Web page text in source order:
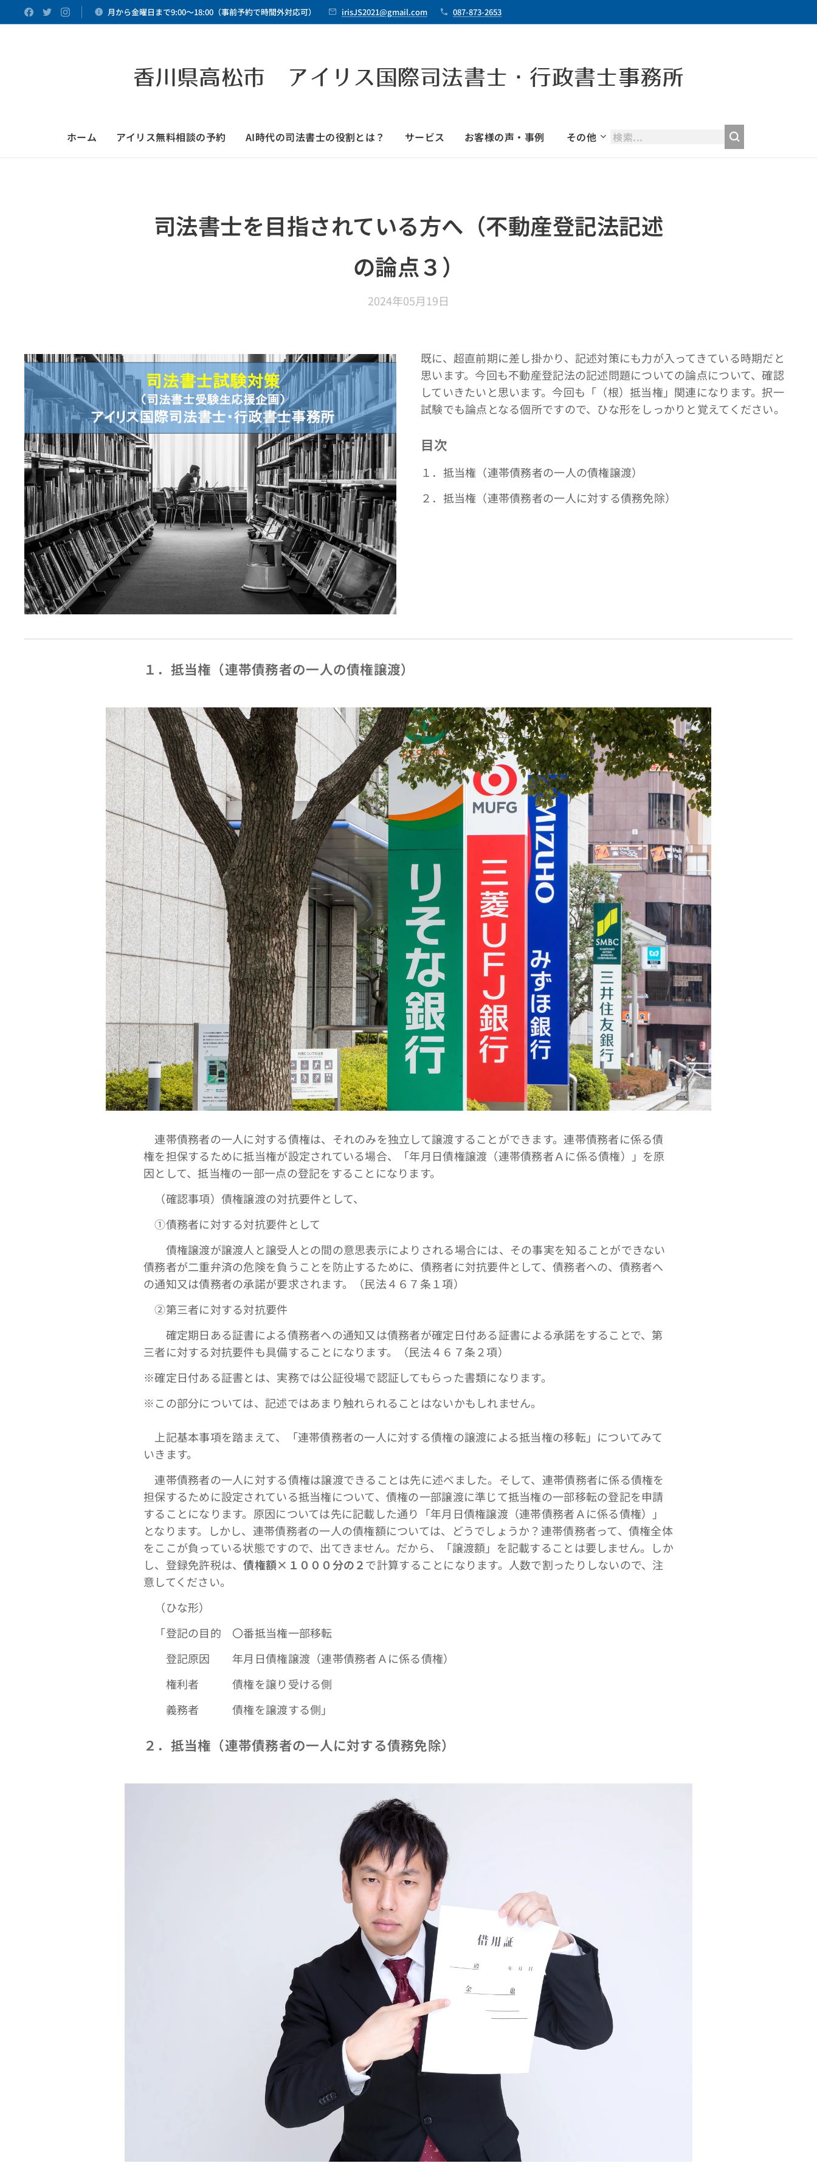
月から金曜日まで9:00～18:00（事前予約で時間外対応可） irisJS2021@gmail.com 087-873-2653
香川県高松市 アイリス国際司法書士・行政書士事務所
ホーム アイリス無料相談の予約 AI時代の司法書士の役割とは？ サービス お客様の声・事例 その他
司法書士を目指されている方へ（不動産登記法記述
の論点３）
2024年05月19日
既に、超直前期に差し掛かり、記述対策にも力が入ってきている時期だと
思います。今回も不動産登記法の記述問題についての論点について、確認
していきたいと思います。今回も「（根）抵当権」関連になります。択一
試験でも論点となる個所ですので、ひな形をしっかりと覚えてください。
目次
１．抵当権（連帯債務者の一人の債権譲渡）
２．抵当権（連帯債務者の一人に対する債務免除）
１．抵当権（連帯債務者の一人の債権譲渡）
連帯債務者の一人に対する債権は、それのみを独立して譲渡することができます。連帯債務者に係る債
権を担保するために抵当権が設定されている場合、「年月日債権譲渡（連帯債務者Ａに係る債権）」を原
因として、抵当権の一部一点の登記をすることになります。
（確認事項）債権譲渡の対抗要件として、
①債務者に対する対抗要件として
債権譲渡が譲渡人と譲受人との間の意思表示によりされる場合には、その事実を知ることができない
債務者が二重弁済の危険を負うことを防止するために、債務者に対抗要件として、債務者への、債務者へ
の通知又は債務者の承諾が要求されます。（民法４６７条１項）
➁第三者に対する対抗要件
確定期日ある証書による債務者への通知又は債務者が確定日付ある証書による承諾をすることで、第
三者に対する対抗要件も具備することになります。（民法４６７条２項）
※確定日付ある証書とは、実務では公証役場で認証してもらった書類になります。
※この部分については、記述ではあまり触れられることはないかもしれません。
上記基本事項を踏まえて、「連帯債務者の一人に対する債権の譲渡による抵当権の移転」についてみて
いきます。
連帯債務者の一人に対する債権は譲渡できることは先に述べました。そして、連帯債務者に係る債権を
担保するために設定されている抵当権について、債権の一部譲渡に準じて抵当権の一部移転の登記を申請
することになります。原因については先に記載した通り「年月日債権譲渡（連帯債務者Ａに係る債権）」
となります。しかし、連帯債務者の一人の債権額については、どうでしょうか？連帯債務者って、債権全体
をここが負っている状態ですので、出てきません。だから、「譲渡額」を記載することは要しません。しか
し、登録免許税は、債権額×１０００分の２で計算することになります。人数で割ったりしないので、注
意してください。
（ひな形）
「登記の目的 〇番抵当権一部移転
登記原因 年月日債権譲渡（連帯債務者Ａに係る債権）
権利者 債権を譲り受ける側
義務者 債権を譲渡する側」
２．抵当権（連帯債務者の一人に対する債務免除）